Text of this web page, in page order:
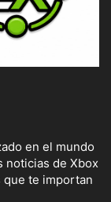
en el mundo
noticias de Xbox
que te importan